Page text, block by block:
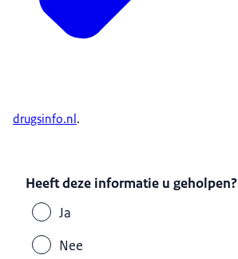
drugsinfo.nl.
Heeft deze informatie u geholpen?
Ja
Nee